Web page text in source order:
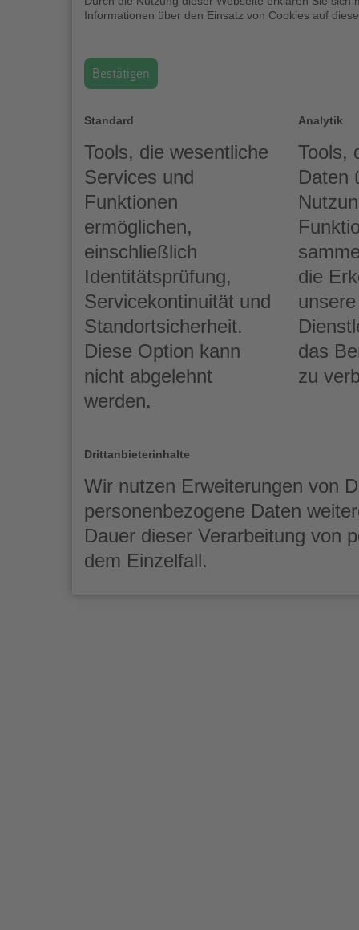
Informationen über den Einsatz von Cookies auf
Bestätigen
Standard
Tools, die wesentliche
Services und
Funktionen
ermöglichen,
einschließlich
Identitätsprüfung,
Servicekontinuität und
Standortsicherheit.
Diese Option kann
nicht abgelehnt
werden.
Analytik
Tools,
Daten
die
das
zu
Drittanbieterinhalte
Wir nutzen Erweiterungen von
personenbezogene Daten
Dauer dieser Verarbeitung von
dem Einzelfall.